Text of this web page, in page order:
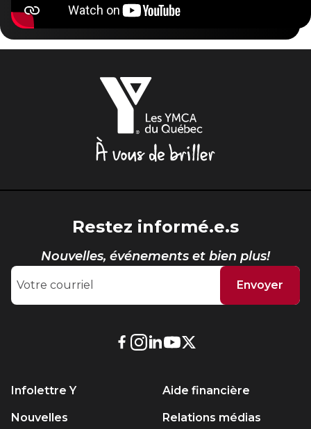
Restez informé.e.s
Nouvelles, événements et bien plus!
Envoyer
LienLien
site.
Lien
site.
Lien
site.
Cet
site.
Infolettre Y
Nouvelles
Aide financière
Relations médias